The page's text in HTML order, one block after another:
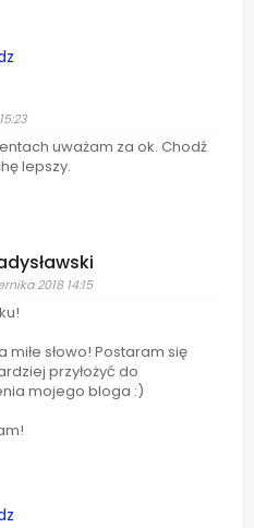
uważam za ok. Chodź
lepszy.
2018 14:15
miłe słowo! Postaram się
przyłożyć do
mojego bloga :)